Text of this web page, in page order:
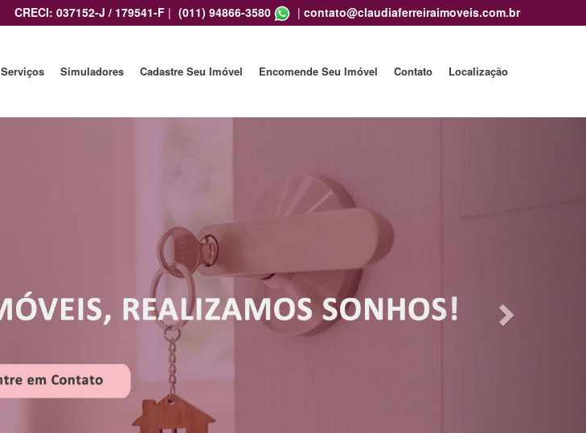
CRECI: 037152-J / 179541-F | (011) 94866-3580 | contato@claudiaferreiraimoveis.com.br
Serviços Simuladores Cadastre Seu Imóvel Encomende Seu Imóvel Contato Localização